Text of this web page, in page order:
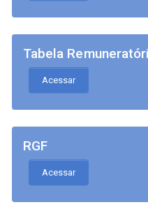
Tabela
Acessar
RGF
Acessar